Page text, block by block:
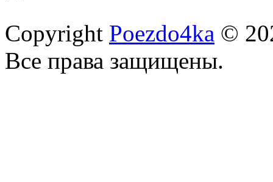
Copyright Poezdo4ka ©
Все права защищены.